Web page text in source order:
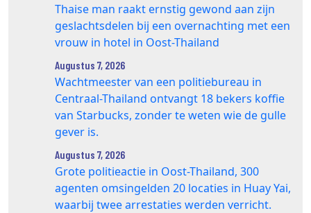
Thaise man raakt ernstig gewond aan zijn
geslachtsdelen bij een overnachting met een
vrouw in hotel in Oost-Thailand
Augustus 7, 2026
Wachtmeester van een politiebureau in
Centraal-Thailand ontvangt 18 bekers koffie
van Starbucks, zonder te weten wie de gulle
gever is.
Augustus 7, 2026
Grote politieactie in Oost-Thailand, 300
agenten omsingelden 20 locaties in Huay Yai,
waarbij twee arrestaties werden verricht.